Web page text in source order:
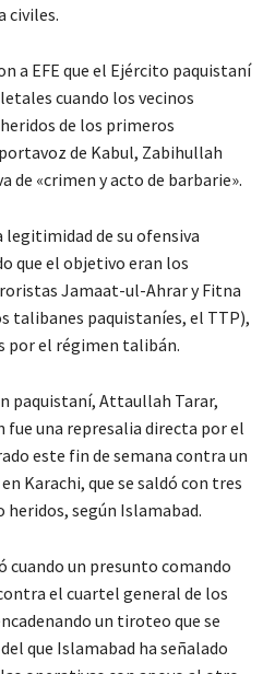
civiles.
a EFE que el Ejército paquistaní
cuando los vecinos
de los primeros
de Kabul, Zabihullah
de «crimen y acto de barbarie».
de su ofensiva
que el objetivo eran los
Jamaat-ul-Ahrar y Fitna
talibanes paquistaníes, el TTP),
por el régimen talibán.
paquistaní, Attaullah Tarar,
fue una represalia directa por el
este fin de semana contra un
Karachi, que se saldó con tres
según Islamabad.
un presunto comando
el cuartel general de los
un tiroteo que se
que Islamabad ha señalado